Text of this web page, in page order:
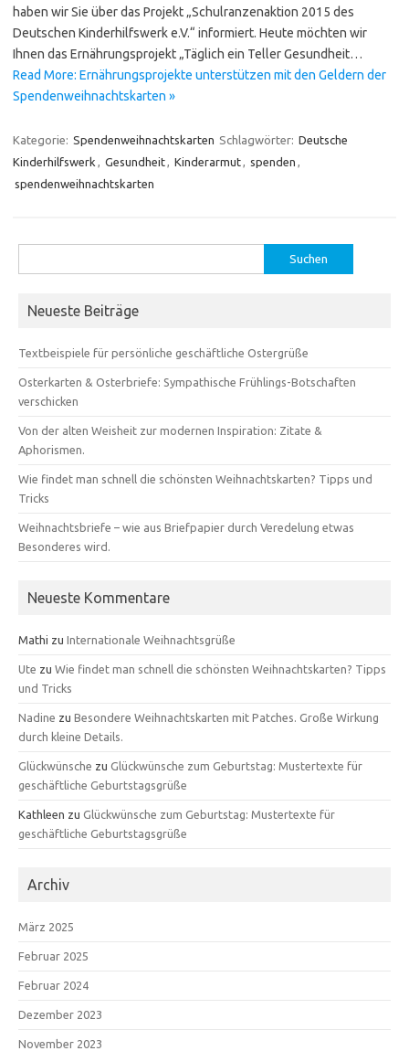
haben wir Sie über das Projekt „Schulranzenaktion 2015 des
Deutschen Kinderhilfswerk e.V.“ informiert. Heute möchten wir
Ihnen das Ernährungsprojekt „Täglich ein Teller Gesundheit…
Read More: Ernährungsprojekte unterstützen mit den Geldern der
Spendenweihnachtskarten »
Kategorie: Spendenweihnachtskarten Schlagwörter: Deutsche
Kinderhilfswerk
Gesundheit Kinderarmut spenden
spendenweihnachtskarten
nach:
Neueste Beiträge
Textbeispiele für persönliche geschäftliche Ostergrüße
Osterkarten & Osterbriefe: Sympathische Frühlings-Botschaften
verschicken
Von der alten Weisheit zur modernen Inspiration: Zitate &
Aphorismen.
Wie findet man schnell die schönsten Weihnachtskarten? Tipps und
Tricks
Weihnachtsbriefe – wie aus Briefpapier durch Veredelung etwas
Besonderes wird.
Neueste Kommentare
Mathi zu Internationale Weihnachtsgrüße
Ute zu Wie findet man schnell die schönsten Weihnachtskarten? Tipps
und Tricks
Nadine zu Besondere Weihnachtskarten mit Patches. Große Wirkung
durch kleine Details.
Glückwünsche zu Glückwünsche zum Geburtstag: Mustertexte für
geschäftliche Geburtstagsgrüße
Kathleen zu Glückwünsche zum Geburtstag: Mustertexte für
geschäftliche Geburtstagsgrüße
Archiv
März 2025
Februar 2025
Februar 2024
Dezember 2023
November 2023